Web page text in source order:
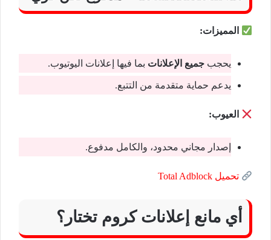
المميزات:
يحجب جميع الإعلانات بما فيها إعلانات اليوتيوب.
يدعم حماية متقدمة من التتبع.
العيوب:
إصدار مجاني محدود، والكامل مدفوع.
تحميل Total Adblock
أي مانع إعلانات كروم تختار؟